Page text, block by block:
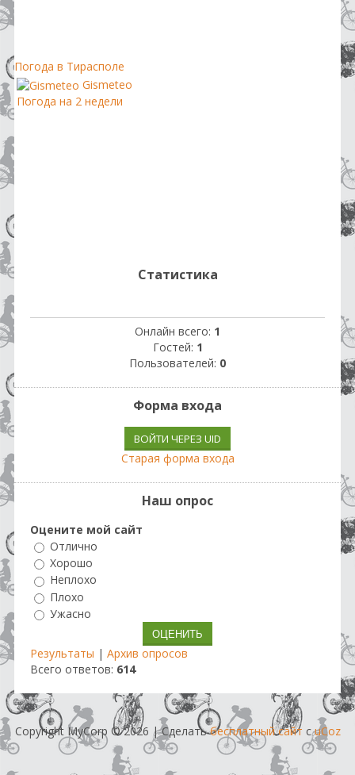
Погода в Тирасполе
Gismeteo
Погода на 2 недели
Статистика
Онлайн всего: 1
Гостей: 1
Пользователей: 0
Форма входа
ВОЙТИ ЧЕРЕЗ UID
Старая форма входа
Наш опрос
Оцените мой сайт
Отлично
Хорошо
Неплохо
Плохо
Ужасно
Результаты | Архив опросов
Всего ответов: 614
Copyright MyCorp © 2026 |Сделатьбесплатный сайт сuCoz